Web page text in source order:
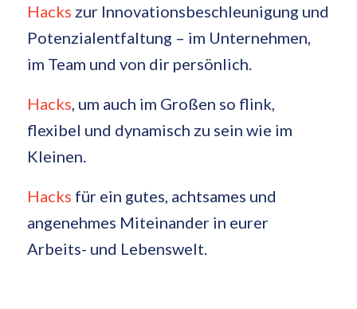
Hacks zur Innovationsbeschleunigung und
Potenzialentfaltung – im Unternehmen,
im Team und von dir persönlich.
Hacks , um auch im Großen so flink,
flexibel und dynamisch zu sein wie im
Kleinen.
Hacks für ein gutes, achtsames und
angenehmes Miteinander in eurer
Arbeits- und Lebenswelt.